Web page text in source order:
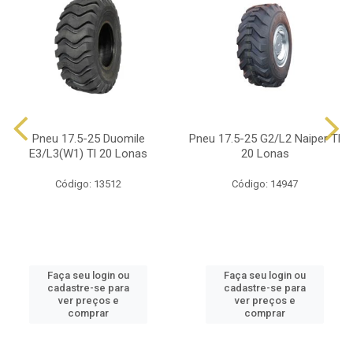
Pneu 17.5-25 Duomile
E3/L3(W1) Tl 20 Lonas
Código: 13512
Faça seu login ou
cadastre-se para
ver preços e
comprar
Pneu 17.5-25 G2/L2 Naiper Tl
20 Lonas
Código: 14947
Faça seu login ou
cadastre-se para
ver preços e
comprar